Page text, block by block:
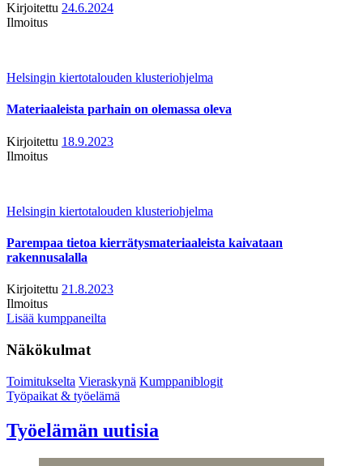
Kirjoitettu 24.6.2024
Ilmoitus
Helsingin kiertotalouden klusteriohjelma
Materiaaleista parhain on olemassa oleva
Kirjoitettu 18.9.2023
Ilmoitus
Helsingin kiertotalouden klusteriohjelma
Parempaa tietoa kierrätysmateriaaleista kaivataan
rakennusalalla
Kirjoitettu 21.8.2023
Ilmoitus
Lisää kumppaneilta
Näkökulmat
Toimitukselta Vieraskynä Kumppaniblogit
Työpaikat & työelämä
Työelämän uutisia